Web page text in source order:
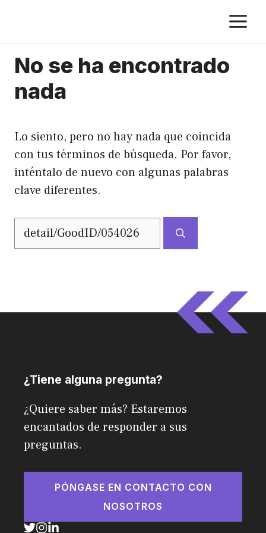
contenido
No se ha encontrado
nada
Lo siento, pero no hay nada que coincida
con tus términos de búsqueda. Por favor,
inténtalo de nuevo con algunas palabras
clave diferentes.
Buscar:
¿Tiene alguna pregunta?
¿Quiere saber más? Estaremos
encantados de responder a sus
preguntas.
PÓNGASE EN CONTACTO CON
NOSOTROS